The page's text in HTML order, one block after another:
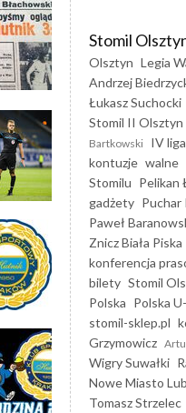
Stomil
Olsztyn Legia
Andrzej
Łukasz Suchocki
Stomil II Olsztyn
Bartkowski IV liga
kontuzje walne
Stomilu Pelikan
gadżety Puchar
Paweł
Znicz Biała Piska
konferencja
bilety Stomil
Polska Polska
stomil-sklep.pl
Grzymowicz
Wigry Suwałki
Nowe Miasto
Tomasz Strzelec